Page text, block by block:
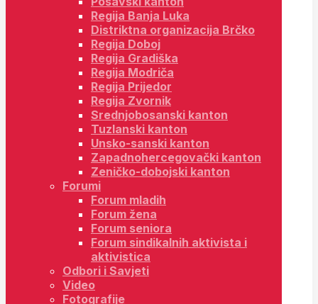
Regija Banja Luka
Distriktna organizacija Brčko
Regija Doboj
Regija Gradiška
Regija Modriča
Regija Prijedor
Regija Zvornik
Srednjobosanski kanton
Tuzlanski kanton
Unsko-sanski kanton
Zapadnohercegovački kanton
Zeničko-dobojski kanton
Forumi
Forum mladih
Forum žena
Forum seniora
Forum sindikalnih aktivista i
aktivistica
Odbori i Savjeti
Video
Fotografije